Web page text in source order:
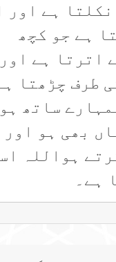
ہے اور
ہے جو کچھ
اترتا ہے
طرف چڑھتا
ساتھ
بھی ہو اور
ہواللہ
ہے۔